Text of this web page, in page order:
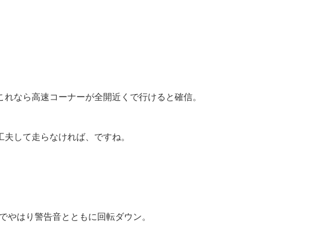
なら高速コーナーが全開近くで行けると確信。
して走らなければ、ですね。
やはり警告音とともに回転ダウン。